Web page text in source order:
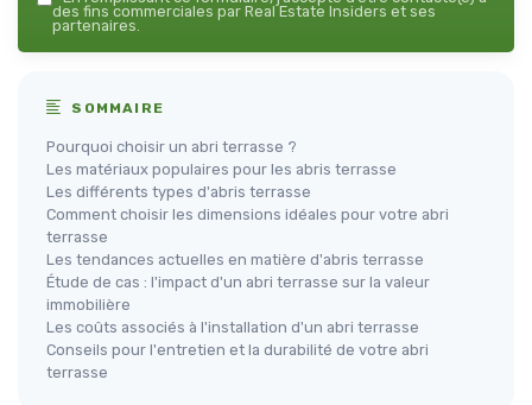
des fins commerciales par Real Estate Insiders et ses
partenaires.
SOMMAIRE
Pourquoi choisir un abri terrasse ?
Les matériaux populaires pour les abris terrasse
Les différents types d'abris terrasse
Comment choisir les dimensions idéales pour votre abri
terrasse
Les tendances actuelles en matière d'abris terrasse
Étude de cas : l'impact d'un abri terrasse sur la valeur
immobilière
Les coûts associés à l'installation d'un abri terrasse
Conseils pour l'entretien et la durabilité de votre abri
terrasse